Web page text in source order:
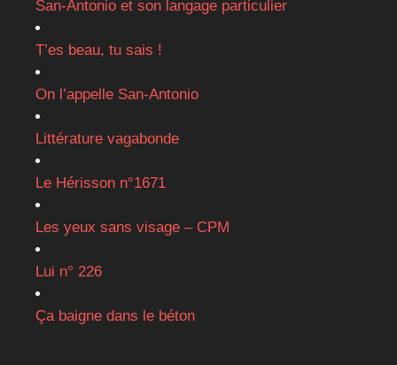
San-Antonio et son langage particulier
T’es beau, tu sais !
On l’appelle San-Antonio
Littérature vagabonde
Le Hérisson n°1671
Les yeux sans visage – CPM
Lui n° 226
Ça baigne dans le béton